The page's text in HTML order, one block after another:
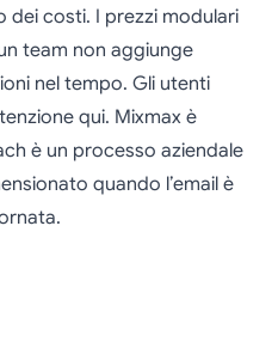
dei costi. I prezzi modulari
team non aggiunge
nel tempo. Gli utenti
qui. Mixmax è
è un processo aziendale
quando l’email è